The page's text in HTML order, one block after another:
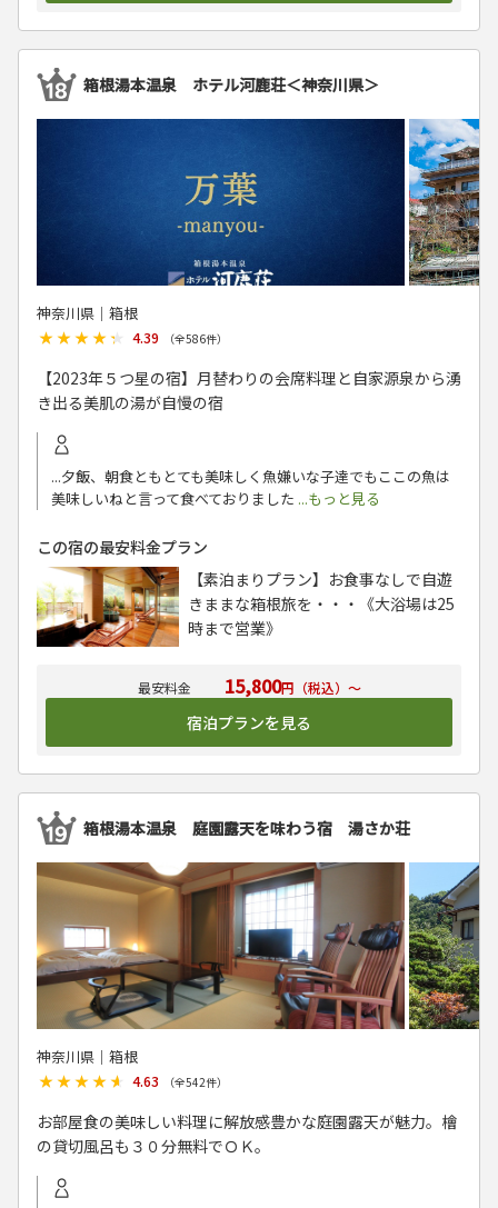
箱根湯本温泉 ホテル河鹿荘＜神奈川県＞
神奈川県│箱根
★★★★★
★★★★★ 4.39 （全586件）
【2023年５つ星の宿】月替わりの会席料理と自家源泉から湧
き出る美肌の湯が自慢の宿
...夕飯、朝食ともとても美味しく魚嫌いな子達でもここの魚は
美味しいねと言って食べておりました ...もっと見る
15,800円（税込）～
宿泊プランを見る
この宿の最安料金プラン
【素泊まりプラン】お食事なしで自遊
きままな箱根旅を・・・《大浴場は25
時まで営業》
箱根湯本温泉 庭園露天を味わう宿 湯さか荘
神奈川県│箱根
★★★★★
★★★★★ 4.63 （全542件）
お部屋食の美味しい料理に解放感豊かな庭園露天が魅力。檜
の貸切風呂も３０分無料でＯＫ。